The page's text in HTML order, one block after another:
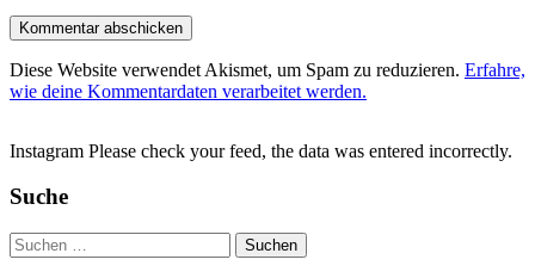
Diese Website verwendet Akismet, um Spam zu reduzieren. Erfahre,
wie deine Kommentardaten verarbeitet werden.
Instagram Please check your feed, the data was entered incorrectly.
Suche
Suchen
nach: